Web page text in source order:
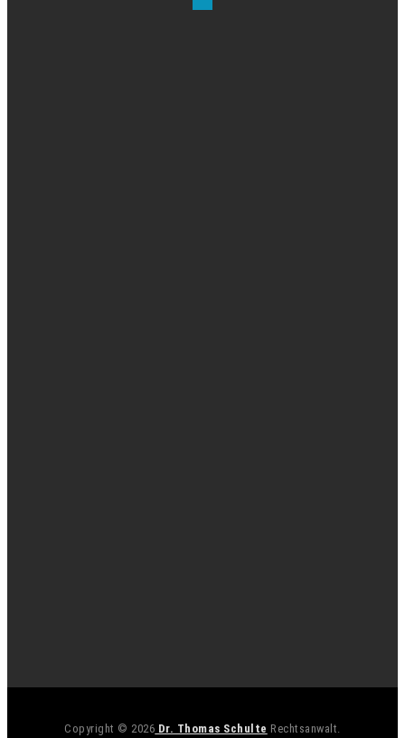
Copyright © 2026 Dr. Thomas Schulte Rechtsanwalt.